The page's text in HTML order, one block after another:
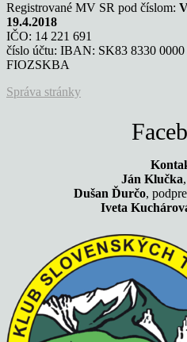
Registrované MV SR pod číslom:
19.4.2018
IČO: 14 221 691
číslo účtu: IBAN: SK83 8330
FIOZSKBA
Správa stránky
Ján Klučka
Dušan Ďurčo,
Iveta